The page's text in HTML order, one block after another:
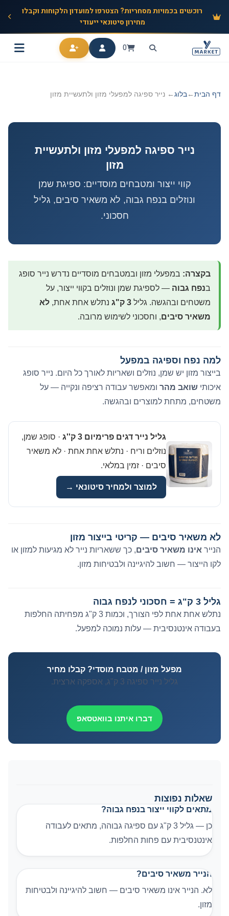
רוכשים בכמויות מסחריות? הצטרפו למועדון הלקוחות וקבלו
מחירון סיטונאי ייעודי
0
דף הבית ← בלוג ← נייר ספיגה למפעלי מזון ולתעשיית מזון
נייר ספיגה למפעלי מזון ולתעשיית
מזון
קווי ייצור ומטבחים מוסדיים: ספיגת שמן
ונוזלים בנפח גבוה, לא משאיר סיבים, גליל
חסכוני.
בקצרה: במפעלי מזון ובמטבחים מוסדיים נדרש נייר סופג
בנפח גבוה — לספיגת שמן ונוזלים בקווי ייצור, על
משטחים ובהגשה. גליל 3 ק"ג נתלש אחת אחת, לא
משאיר סיבים, וחסכוני לשימוש מרובה.
למה נפח וספיגה במפעל
בייצור מזון יש שמן, נוזלים ושאריות לאורך כל היום. נייר סופג
איכותי שואב מהר ומאפשר עבודה רציפה ונקייה — על
משטחים, מתחת למוצרים ובהגשה.
גליל נייר דגים פרימיום 3 ק''ג
· סופג שמן,
נוזלים וריח · נתלש אחת אחת · לא משאיר
סיבים · זמין במלאי.
למוצר ולמחיר סיטונאי →
לא משאיר סיבים — קריטי בייצור מזון
הנייר אינו משאיר סיבים, כך ששאריות נייר לא מגיעות למזון או
לקו הייצור — חשוב להיגיינה ולבטיחות מזון.
גליל 3 ק"ג = חסכוני לנפח גבוה
נתלש אחת אחת לפי הצורך, וכמות 3 ק"ג מפחיתה החלפות
בעבודה אינטנסיבית — עלות נמוכה למפעל.
מפעל מזון / מטבח מוסדי? קבלו מחיר
גליל נייר ספיגה 3 ק"ג, אספקה ארצית.
דברו איתנו בוואטסאפ
שאלות נפוצות
מתאים לקווי ייצור בנפח גבוה?
כן — גליל 3 ק"ג עם ספיגה גבוהה, מתאים לעבודה
אינטנסיבית עם פחות החלפות.
הנייר משאיר סיבים?
לא. הנייר אינו משאיר סיבים — חשוב להיגיינה ולבטיחות
מזון.